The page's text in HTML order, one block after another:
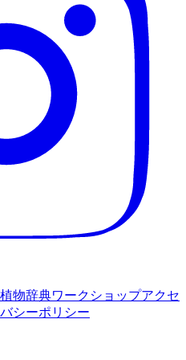
植物辞典ワークショップアクセ
シーポリシー